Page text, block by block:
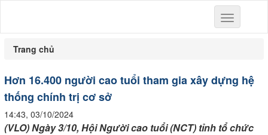
Toggle
navigation
Trang chủ
Hơn 16.400 người cao tuổi tham gia xây dựng hệ
thống chính trị cơ sở
14:43, 03/10/2024
(VLO) Ngày 3/10, Hội Người cao tuổi (NCT) tỉnh tổ chức